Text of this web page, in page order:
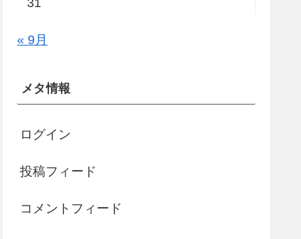
« 9月
メタ情報
ログイン
投稿フィード
コメントフィード